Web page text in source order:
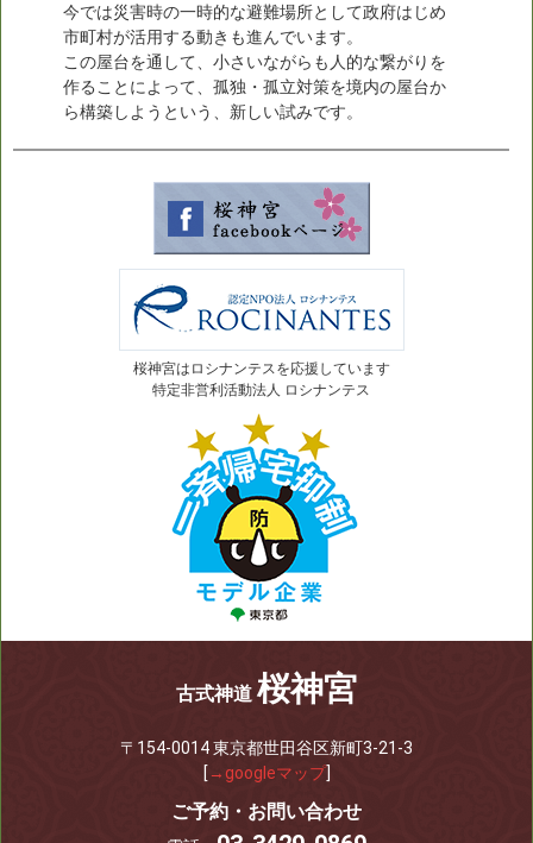
今では災害時の一時的な避難場所として政府はじめ
市町村が活用する動きも進んでいます。
この屋台を通して、小さいながらも人的な繋がりを
作ることによって、孤独・孤立対策を境内の屋台か
ら構築しようという、新しい試みです。
桜神宮はロシナンテスを応援しています
特定非営利活動法人 ロシナンテス
古式神道 桜神宮
〒154-0014 東京都世田谷区新町3-21-3
[→googleマップ]
ご予約・お問い合わせ